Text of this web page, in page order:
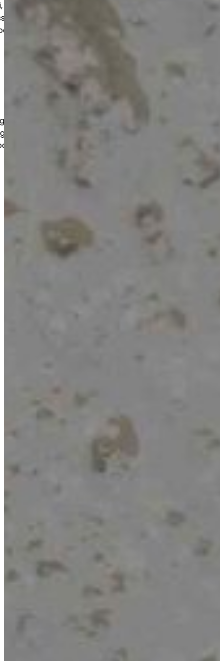
och större utrymmen.
efter objektet så att slutresultatet
håller över tid.
för offentliga aktörer på ett
gällande krav. Vi beaktar lokalernas
lång livslängd.